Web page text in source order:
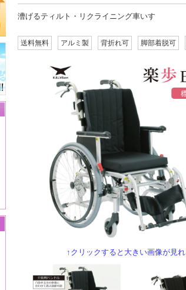
漕げるティルト・リクライニング車いす
送料無料 アルミ製 背折れ可 脚部着脱可
↑クリックすると大きい画像が見